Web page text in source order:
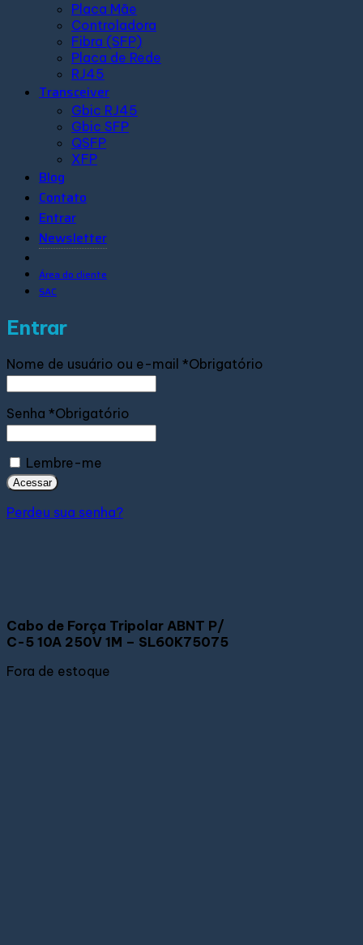
Placa Mãe
Controladora
Fibra (SFP)
Placa de Rede
RJ45
Transceiver
Gbic RJ45
Gbic SFP
QSFP
XFP
Blog
Contato
Entrar
Newsletter
Área do cliente
SAC
Entrar
Nome de usuário ou e-mail *Obrigatório
Senha *Obrigatório
Lembre-me
Acessar
Perdeu sua senha?
Cabo de Força Tripolar ABNT P/
C-5 10A 250V 1M – SL60K75075
Fora de estoque